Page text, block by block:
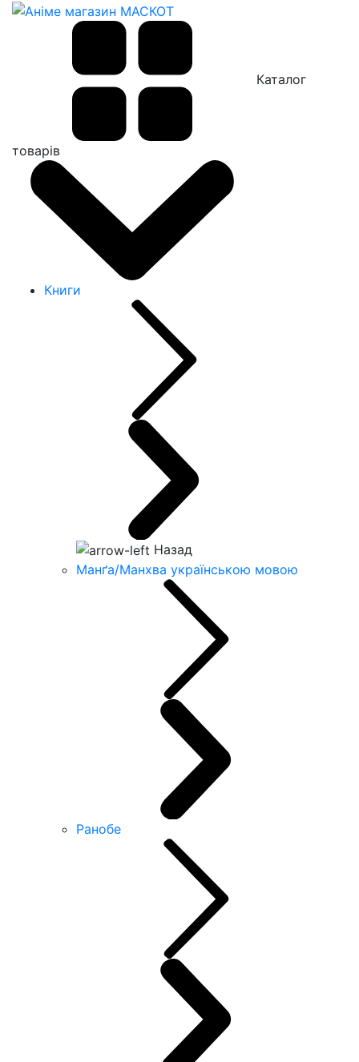
Каталог
товарів
Книги
Назад
Манґа/Манхва українською мовою
Ранобе